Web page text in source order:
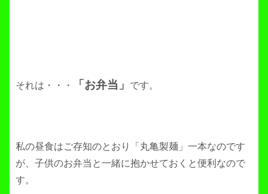
それは・・・ 「お弁当」 です。
私の昼食はご存知のとおり「丸亀製麺」一本なのです
が、子供のお弁当と一緒に抱かせておくと便利なので
す。